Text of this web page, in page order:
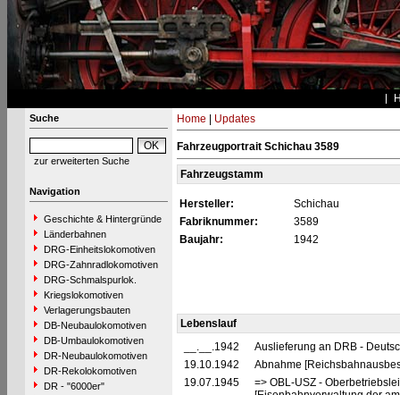
Suche
zur erweiterten Suche
Navigation
Geschichte & Hintergründe
Länderbahnen
DRG-Einheitslokomotiven
DRG-Zahnradlokomotiven
DRG-Schmalspurlok.
Kriegslokomotiven
Verlagerungsbauten
DB-Neubaulokomotiven
DB-Umbaulokomotiven
DR-Neubaulokomotiven
DR-Rekolokomotiven
DR - "6000er"
Home Updates
Fahrzeugportrait Schichau 3589
Fahrzeugstamm
Hersteller:
Schichau
Fabriknummer:
3589
Baujahr:
1942
Lebenslauf
__.__.1942
Auslieferung an DRB -
19.10.1942
Abnahme
19.07.1945
=> OBL-USZ -